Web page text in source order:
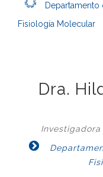
Fisiología Molecular
Dra.